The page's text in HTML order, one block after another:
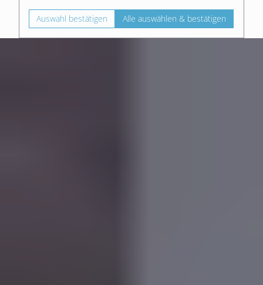
Auswahl bestätigen Alle auswählen & bestätigen